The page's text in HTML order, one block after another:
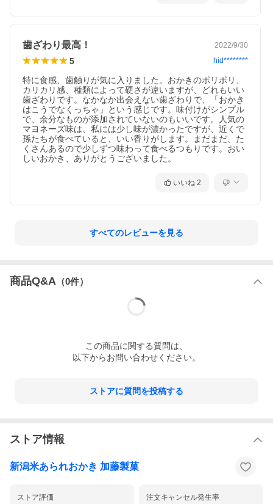
歯ざわり最高！ 2022/9/30
5 hid********
特に食感、歯触りが気に入りました。おかきのポリポリ、
カリカリ感、種類によって硬さが違いますが、どれもいい
歯ざわりです。なかなか出会えない歯ざわりで、「おかき
はこうでなくっちゃ」という感じです。味付けがシンプル
で、余分なものが添加されていないのもいいです。人気の
マヨネーズ味は、私には少し味が濃かったですが、近くで
孫たちが食べていると、いい香りがします。まだまだ、た
くさんあるので少しずつ味わって食べるつもりです。おい
しいおかき、ありがとうございました。
いいね 2
すべてのレビューを見る
商品Q&A （0件）
この商品に関する質問は、
以下からお問い合わせください。
ストアに質問を投稿する
ストア情報
新潟米あられおかき 加藤製菓
ストア評価 注文キャンセル発生率